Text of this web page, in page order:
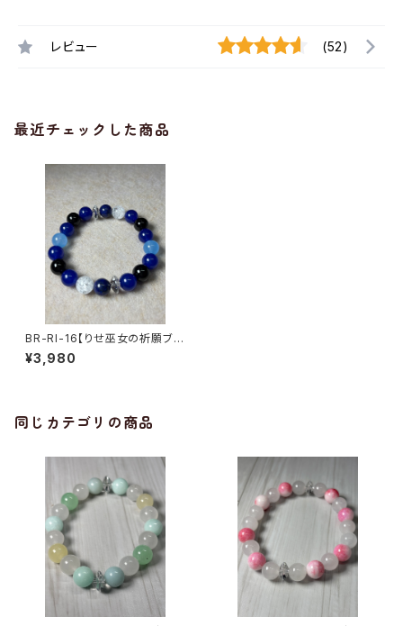
レビュー (52)
最近チェックした商品
BR-RI-16【りせ巫女の祈願ブレ
スレット】カラージェード × ラピ
スラズリ × オニキス × 水晶（1
¥3,980
同じカテゴリの商品